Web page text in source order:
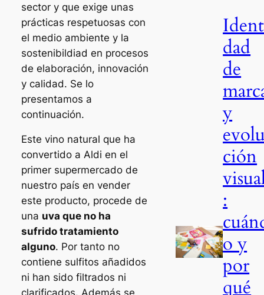
sector y que exige unas
prácticas respetuosas con
el medio ambiente y la
sostenibildiad en procesos
de elaboración, innovación
y calidad. Se lo
presentamos a
continuación.
Este vino natural que ha
convertido a Aldi en el
primer supermercado de
nuestro país en vender
este producto, procede de
una uva que no ha
sufrido tratamiento
alguno. Por tanto no
contiene sulfitos añadidos
ni han sido filtrados ni
dad
de
y
ción
:
o y
por
qué